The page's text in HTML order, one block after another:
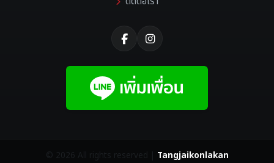
© 2026 All rights reserved | Tangjaikonlakan